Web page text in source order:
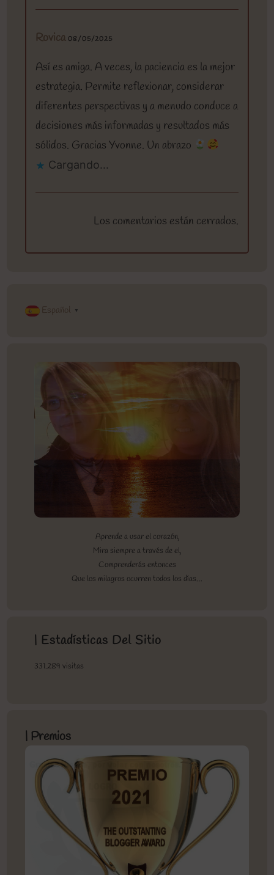
Rovica 08/05/2025
Así es amiga. A veces, la paciencia es la mejor
estrategia. Permite reflexionar, considerar
diferentes perspectivas y a menudo conduce a
decisiones más informadas y resultados más
sólidos. Gracias Yvonne. Un abrazo
Cargando...
Los comentarios están cerrados.
Español ▼
Aprende a usar el corazón,
Mira siempre a través de el,
Comprenderás entonces
Que los milagros ocurren todos los días…
| Estadísticas Del Sitio
331.289 visitas
| Premios